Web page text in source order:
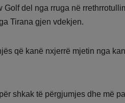
del nga rruga në
Tirana gjen vdekjen.
që kanë nxjerrë mjetin nga
shkak të përgjumjes dhe më